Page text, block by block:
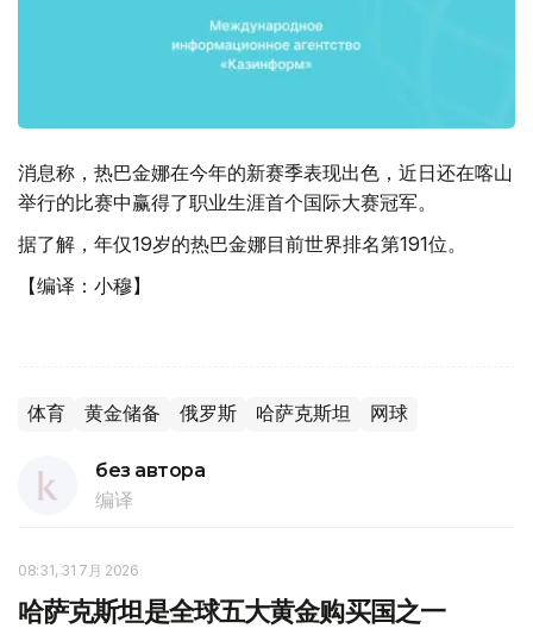
消息称，热巴金娜在今年的新赛季表现出色，近日还在喀山
举行的比赛中赢得了职业生涯首个国际大赛冠军。
据了解，年仅19岁的热巴金娜目前世界排名第191位。
【编译：小穆】
体育 黄金储备 俄罗斯 哈萨克斯坦 网球
без автора
编译
08:31, 31 7月 2026
哈萨克斯坦是全球五大黄金购买国之一